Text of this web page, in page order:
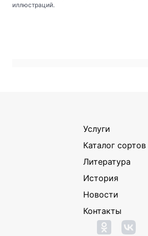
иллюстраций.
Услуги
Каталог сортов
Литература
История
Новости
Контакты